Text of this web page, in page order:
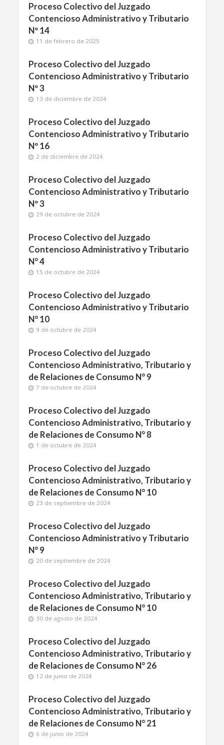
Proceso Colectivo del Juzgado
Contencioso Administrativo y Tributario
Nº 14
11 de febrero de 2025
Proceso Colectivo del Juzgado
Contencioso Administrativo y Tributario
Nº 3
13 de diciembre de 2024
Proceso Colectivo del Juzgado
Contencioso Administrativo y Tributario
Nº 16
2 de diciembre de 2024
Proceso Colectivo del Juzgado
Contencioso Administrativo y Tributario
Nº 3
29 de octubre de 2024
Proceso Colectivo del Juzgado
Contencioso Administrativo y Tributario
N° 4
15 de octubre de 2024
Proceso Colectivo del Juzgado
Contencioso Administrativo y Tributario
N° 10
9 de octubre de 2024
Proceso Colectivo del Juzgado
Contencioso Administrativo, Tributario y
de Relaciones de Consumo N° 9
7 de octubre de 2024
Proceso Colectivo del Juzgado
Contencioso Administrativo, Tributario y
de Relaciones de Consumo N° 8
1 de octubre de 2024
Proceso Colectivo del Juzgado
Contencioso Administrativo, Tributario y
de Relaciones de Consumo N° 10
23 de septiembre de 2024
Proceso Colectivo del Juzgado
Contencioso Administrativo y Tributario
N° 9
20 de septiembre de 2024
Proceso Colectivo del Juzgado
Contencioso Administrativo, Tributario y
de Relaciones de Consumo N° 10
30 de agosto de 2024
Proceso Colectivo del Juzgado
Contencioso Administrativo, Tributario y
de Relaciones de Consumo N° 26
12 de junio de 2024
Proceso Colectivo del Juzgado
Contencioso Administrativo, Tributario y
de Relaciones de Consumo N° 21
6 de junio de 2024